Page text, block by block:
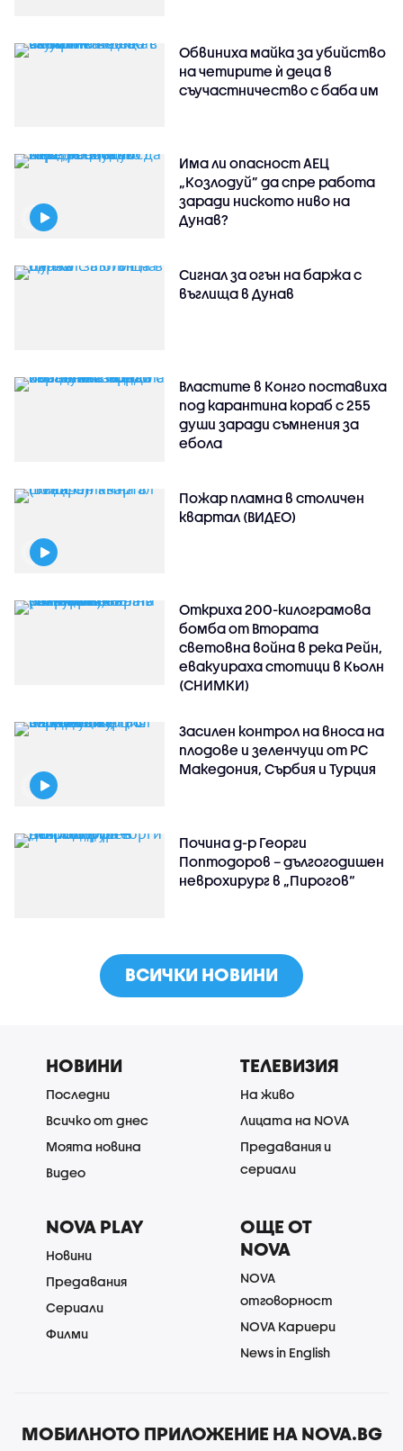
Обвиниха майка за убийство
на четирите ѝ деца в
съучастничество с баба им
Има ли опасност АЕЦ
„Козлодуй” да спре работа
заради ниското ниво на
Дунав?
Сигнал за огън на баржа с
въглища в Дунав
Властите в Конго поставиха
под карантина кораб с 255
души заради съмнения за
ебола
Пожар пламна в столичен
квартал (ВИДЕО)
Откриха 200-килограмова
бомба от Втората
световна война в река Рейн,
евакуираха стотици в Кьолн
(СНИМКИ)
Засилен контрол на вноса на
плодове и зеленчуци от РС
Македония, Сърбия и Турция
Почина д-р Георги
Поптодоров – дългогодишен
неврохирург в „Пирогов“
ВСИЧКИ НОВИНИ
НОВИНИ
Последни
Всичко от днес
Моята новина
Видео
ТЕЛЕВИЗИЯ
На живо
Лицата на NOVA
Предавания и
сериали
NOVA PLAY
Новини
Предавания
Сериали
Филми
ОЩЕ ОТ
NOVA
NOVA
отговорност
NOVA Кариери
News in English
МОБИЛНОТО ПРИЛОЖЕНИЕ НА NOVA.BG